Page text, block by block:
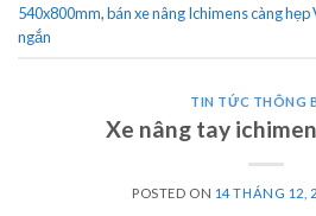
540x800mm,bán xe nâng Ichimens càng hẹp
ngắn
TIN TỨC THÔNG
Xe nâng tay
POSTED ON 14 THÁNG 12,